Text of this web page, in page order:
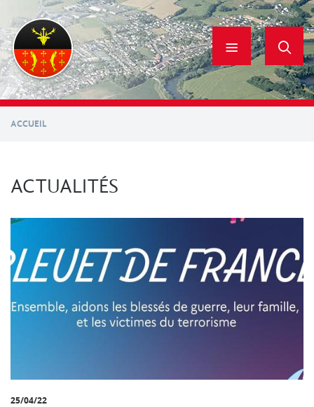
contenu
principal
ACCUEIL
ACTUALITÉS
25/04/22